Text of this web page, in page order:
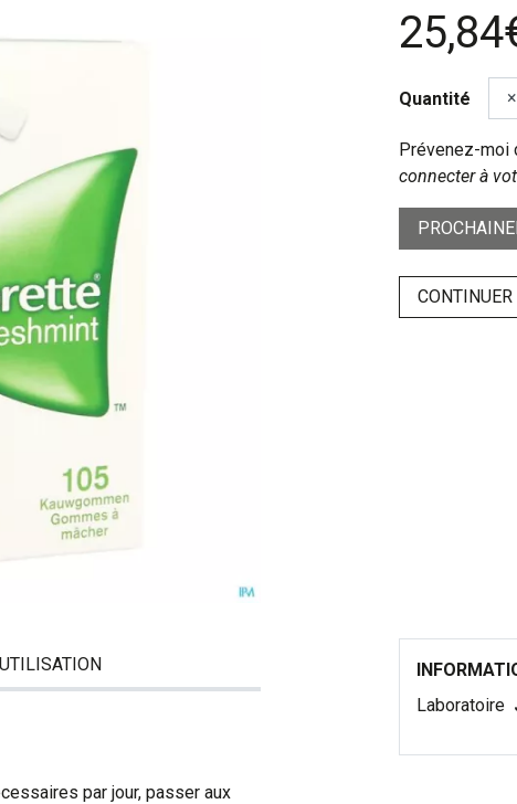
Quantité
Prévenez-moi
connecter à
par jour, passer aux
Laboratoire